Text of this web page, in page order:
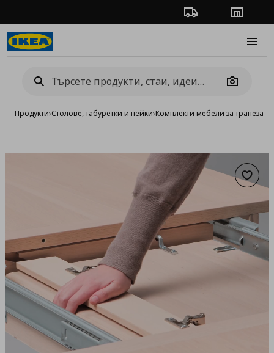
Проследяване на
Camera
Продукти›Столове, табуретки и пейки›Комплекти мебели за